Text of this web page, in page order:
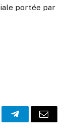
portée par
TelegramEmail